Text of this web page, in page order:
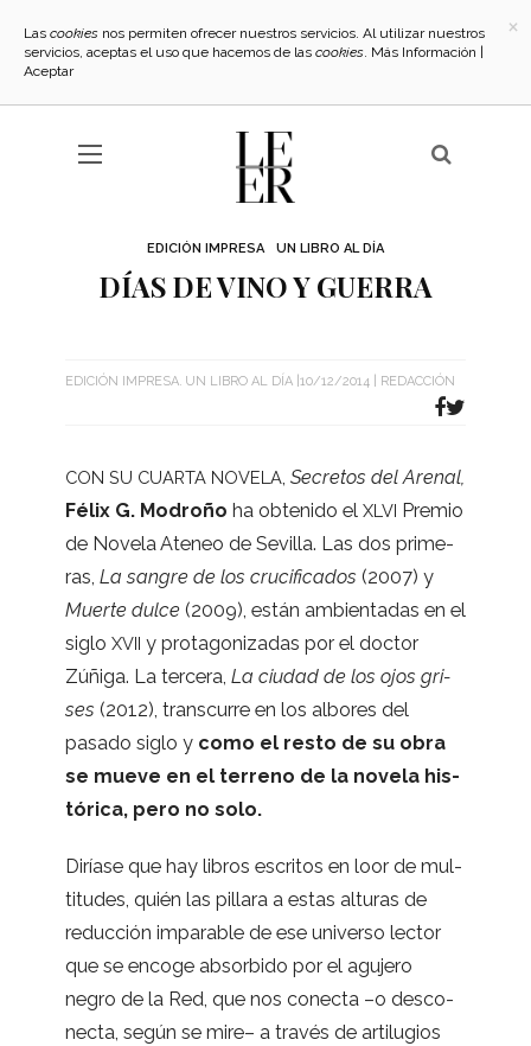
EDICIÓN IMPRESA UN LIBRO AL DÍA
DÍAS DE VINO Y GUERRA
EDICIÓN IMPRESA UN LIBRO AL DÍA 10/12/2014 REDACCIÓN
CON SU CUARTA NOVELA, Secre­tos del Are­nal,
Félix G. Modroño ha obte­nido el XLVI Pre­mio
de Novela Ate­neo de Sevi­lla. Las dos pri­me­
ras, La san­gre de los cru­ci­fi­ca­dos (2007) y
Muerte dulce(2009), están ambien­ta­das en el
siglo XVII y pro­ta­go­ni­za­das por el doc­tor
Zúñiga. La ter­cera, La ciu­dad de los ojos gri­
ses (2012), trans­cu­rre en los albo­res del
pasado siglo y como el resto de su obra
se mueve en el terreno de la novela his­
tó­rica, pero no solo.
Diríase que hay libros escri­tos en loor de mul­
ti­tu­des, quién las pillara a estas altu­ras de
reduc­ción impa­ra­ble de ese uni­verso lec­tor
que se encoge absor­bido por el agu­jero
negro de la Red, que nos conecta –o des­co­
necta, según se mire– a tra­vés de arti­lu­gios
×
Las cookies nos permiten ofrecer nuestros servicios. Al utilizar nuestros
servicios, aceptas el uso que hacemos de las cookies. Más Información
Aceptar